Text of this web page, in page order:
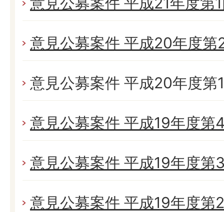
意見公募案件 平成20年度第
意見公募案件 平成20年度第
意見公募案件 平成19年度第
意見公募案件 平成19年度第
意見公募案件 平成19年度第